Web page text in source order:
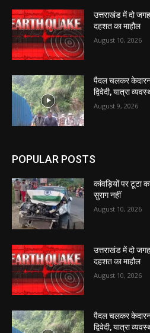
उत्तराखंड में दो
दहशत का माहौल
August 10, 2026
पैदल चलकर
द्विवेदी, यात्रा
August 9, 2026
POPULAR POSTS
कांवड़ियों पर टूटा
सुराग नहीं
August 10, 2026
उत्तराखंड में दो
दहशत का माहौल
August 10, 2026
पैदल चलकर
द्विवेदी, यात्रा